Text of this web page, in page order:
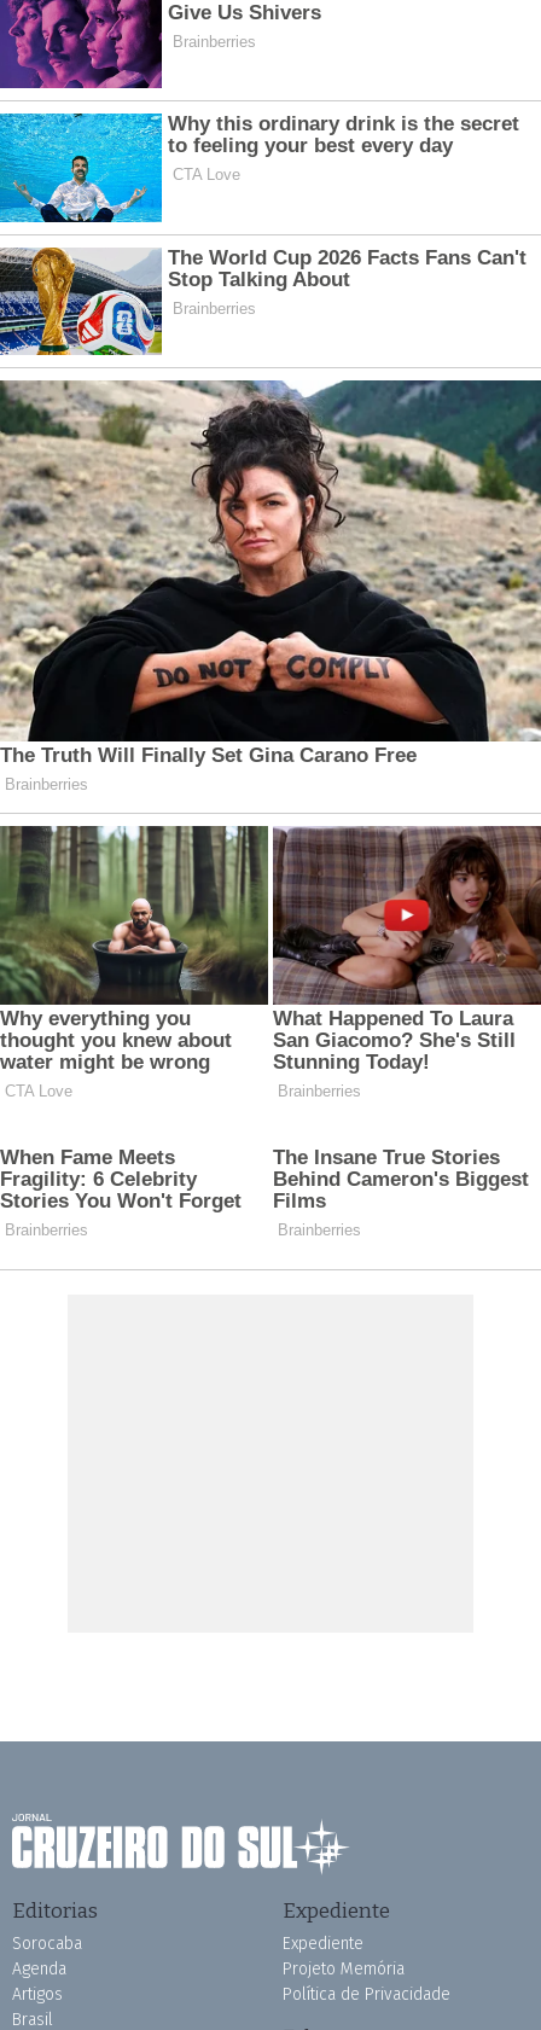
Editorias
Sorocaba
Agenda
Artigos
Brasil
Expediente
Expediente
Projeto Memória
Política de Privacidade